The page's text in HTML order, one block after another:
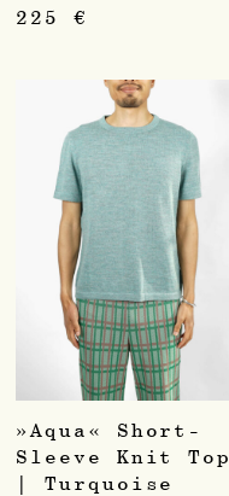
225 €
»Aqua« Short-
Sleeve Knit Top
| Turquoise